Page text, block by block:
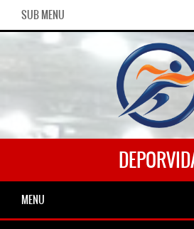
SUB MENU
MENU